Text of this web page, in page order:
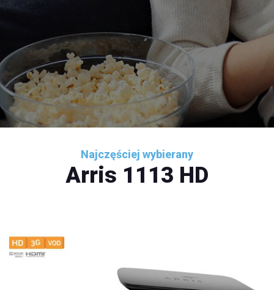
Najczęściej wybierany
Arris 1113 HD